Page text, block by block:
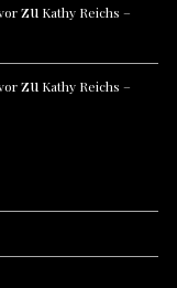
zu Kathy Reichs –
zu Kathy Reichs –